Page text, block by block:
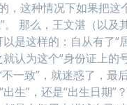
，这种情况下如果把
。 那么，王文湛（以
是这样的：自从有了
认为这个“身份证上的
不一致”，就迷惑了，
生”，还是“出生日期”